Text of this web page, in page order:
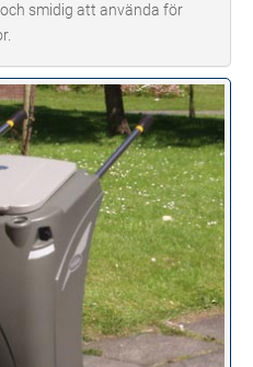
smidig att använda för